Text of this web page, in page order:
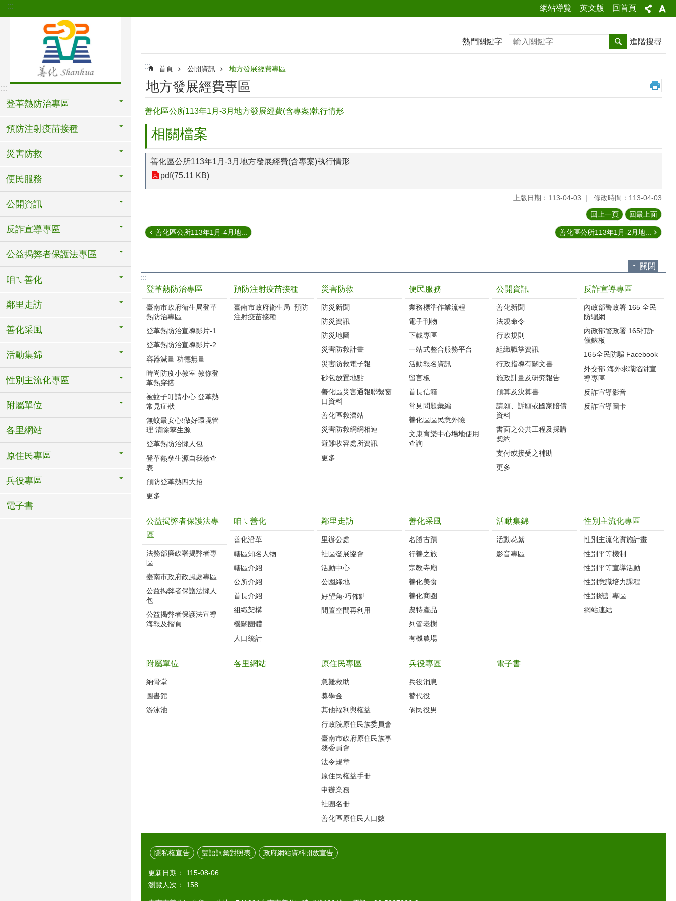
跳到主要內容區塊
::: 網站導覽 英文版 回首頁
:::
登革熱防治專區
預防注射疫苗接種
災害防救
便民服務
公開資訊
反詐宣導專區
公益揭弊者保護法專區
咱ㄟ善化
鄰里走訪
善化采風
活動集錦
性別主流化專區
附屬單位
各里網站
原住民專區
兵役專區
電子書
熱門關鍵字 搜尋 進階搜尋
::: 首頁 公開資訊 地方發展經費專區
地方發展經費專區
善化區公所113年1月-3月地方發展經費(含專案)執行情形
相關檔案
善化區公所113年1月-3月地方發展經費(含專案)執行情形
pdf(75.11 KB)
上版日期：113-04-03 修改時間：113-04-03
回上一頁 回最上面
善化區公所113年1月-4月地... 善化區公所113年1月-2月地...
關閉
:::
登革熱防治專區
臺南市政府衛生局登革
熱防治專區
登革熱防治宣導影片-1
登革熱防治宣導影片-2
容器減量 功德無量
時尚防疫小教室 教你登
革熱穿搭
被蚊子叮請小心 登革熱
常見症狀
無蚊最安心!做好環境管
理 清除孳生源
登革熱防治懶人包
登革熱孳生源自我檢查
表
預防登革熱四大招
更多
預防注射疫苗接種
臺南市政府衛生局–預防
注射疫苗接種
災害防救
防災新聞
防災資訊
防災地圖
災害防救計畫
災害防救電子報
砂包放置地點
善化區災害通報聯繫窗
口資料
善化區救濟站
災害防救網網相連
避難收容處所資訊
更多
便民服務
業務標準作業流程‭
電子刊物
下載專區
一站式整合服務平台
活動報名資訊
留言板
首長信箱
常見問題彙編
善化區區民意外險
文康育樂中心場地使用
查詢
公開資訊
善化新聞
法規命令
行政規則
組織職掌資訊
行政指導有關文書
施政計畫及研究報告
預算及決算書
請願、訴願或國家賠償
資料
書面之公共工程及採購
契約
支付或接受之補助
更多
反詐宣導專區
內政部警政署 165 全民
防騙網
內政部警政署 165打詐
儀錶板
165全民防騙 Facebook
外交部 海外求職陷阱宣
導專區
反詐宣導影音
反詐宣導圖卡
公益揭弊者保護法專
區
法務部廉政署揭弊者專
區
臺南市政府政風處專區
公益揭弊者保護法懶人
包
公益揭弊者保護法宣導
海報及摺頁
咱ㄟ善化
善化沿革‭
轄區知名人物‭
轄區介紹
公所介紹
首長介紹
組織架構
機關團體
人口統計
鄰里走訪
里辦公處‭ ‭
社區發展協會‭
活動中心
公園綠地
好望角‧巧佈點
閒置空間再利用
善化采風
名勝古蹟
行善之旅
宗教寺廟
善化美食
善化商圈
農特產品
列管老樹
有機農場
活動集錦
活動花絮
影音專區
性別主流化專區
性別主流化實施計畫
性別平等機制
性別平等宣導活動
性別意識培力課程
性別統計專區
網站連結
附屬單位
納骨堂
圖書館
游泳池
各里網站 原住民專區
急難救助
獎學金
其他福利與權益
行政院原住民族委員會
臺南市政府原住民族事
務委員會
法令規章
原住民權益手冊
申辦業務
社團名冊
善化區原住民人口數
兵役專區
兵役消息
替代役
僑民役男
電子書
隱私權宣告 雙語詞彙對照表 政府網站資料開放宣告
更新日期：
115-08-06
瀏覽人次：
158